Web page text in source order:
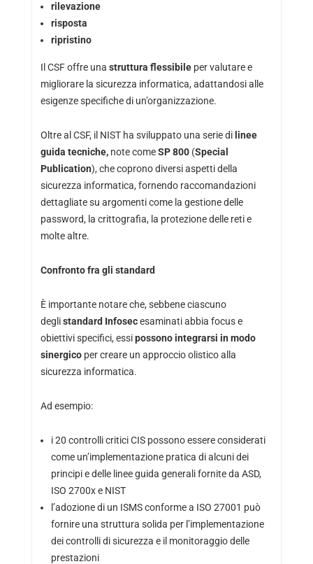
rilevazione
risposta
ripristino
Il CSF offre una struttura flessibileper valutare e
migliorare la sicurezza informatica, adattandosi alle
esigenze specifiche di un’organizzazione.
Oltre al CSF, il NIST ha sviluppato una serie di linee
guida tecniche,note comeSP 800(Special
Publication), che coprono diversi aspetti della
sicurezza informatica, fornendo raccomandazioni
dettagliate su argomenti come la gestione delle
password, la crittografia, la protezione delle reti e
molte altre.
Confronto fra gli standard
È importante notare che, sebbene ciascuno
deglistandard Infosecesaminati abbia focus e
obiettivi specifici, essipossono integrarsi in modo
sinergicoper creare un approccio olistico alla
sicurezza informatica.
Ad esempio:
i 20 controlli critici CIS possono essere considerati
come un’implementazione pratica di alcuni dei
principi e delle linee guida generali fornite da ASD,
ISO 2700x e NIST
l’adozione di un ISMS conforme a ISO 27001 può
fornire una struttura solida per l’implementazione
dei controlli di sicurezza e il monitoraggio delle
prestazioni